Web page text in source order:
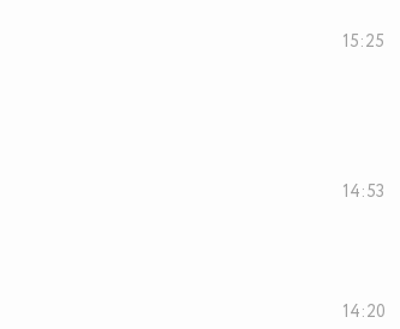
15:25
14:53
14:20